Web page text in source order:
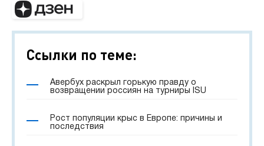
Ссылки по теме:
Авербух раскрыл горькую правду о
возвращении россиян на турниры ISU
Рост популяции крыс в Европе: причины и
последствия